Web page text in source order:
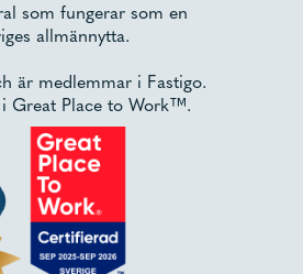
som fungerar som en
allmännytta.
är medlemmar i Fastigo.
i Great Place to Work™.